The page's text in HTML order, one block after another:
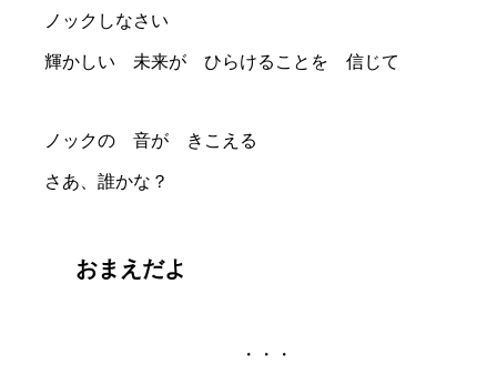
ノックしなさい
輝かしい 未来が ひらけることを 信じて
ノックの 音が きこえる
さあ、誰かな？
おまえだよ
・・・